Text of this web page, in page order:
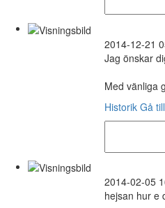
2014-12-21
Jag önskar
Med vänliga
Historik Gå till
2014-02-05
hejsan hur e